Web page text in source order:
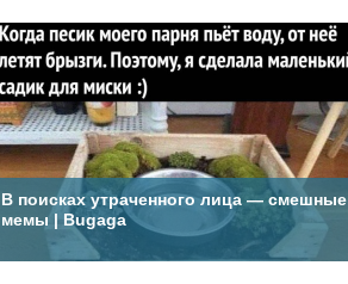
В поисках утраченного лица — смешные
мемы | Bugaga